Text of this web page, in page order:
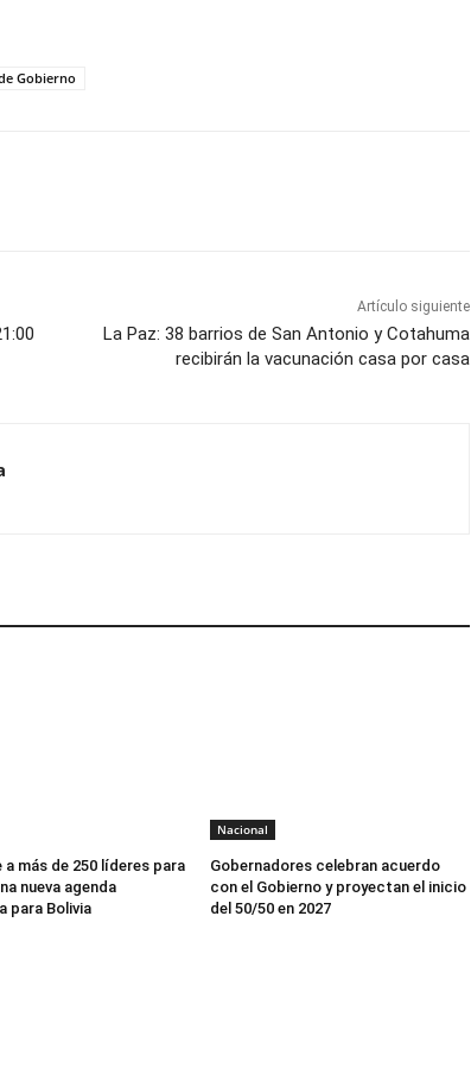
Gobierno
Artículo siguiente
La Paz: 38 barrios de San Antonio y Cotahuma
recibirán la vacunación casa por casa
a más de 250 líderes para
nueva agenda
para Bolivia
Nacional
Gobernadores celebran acuerdo
con el Gobierno y proyectan el inicio
del 50/50 en 2027